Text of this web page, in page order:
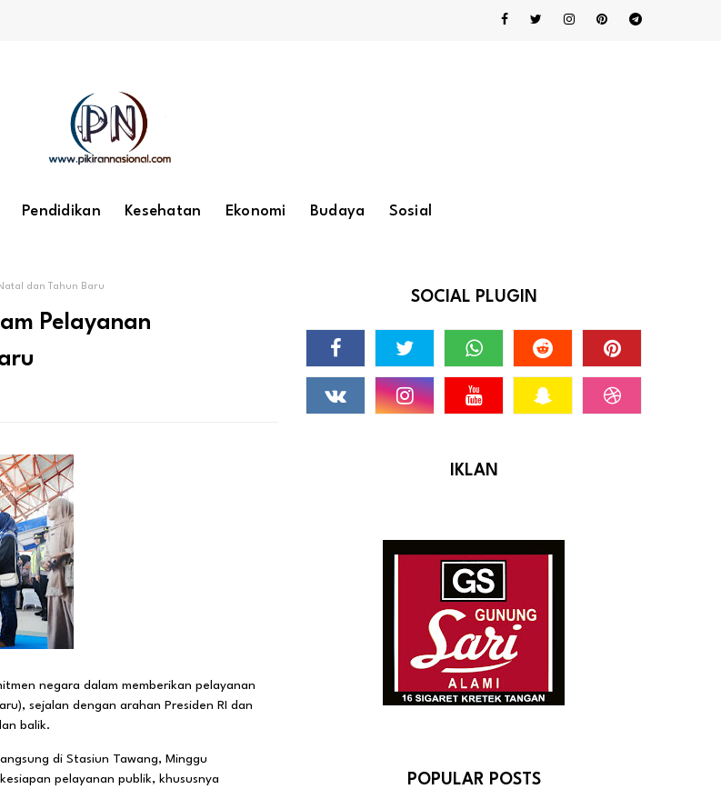
Pendidikan Kesehatan Ekonomi Budaya Sosial
dan Tahun Baru
Pelayanan
negara dalam memberikan pelayanan
sejalan dengan arahan Presiden RI dan
balik.
di Stasiun Tawang, Minggu
pelayanan publik, khususnya
SOCIAL PLUGIN
IKLAN
POPULAR POSTS